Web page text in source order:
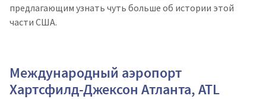
предлагающим узнать чуть больше об истории этой
части США.
Международный аэропорт
Хартсфилд-Джексон Атланта, ATL